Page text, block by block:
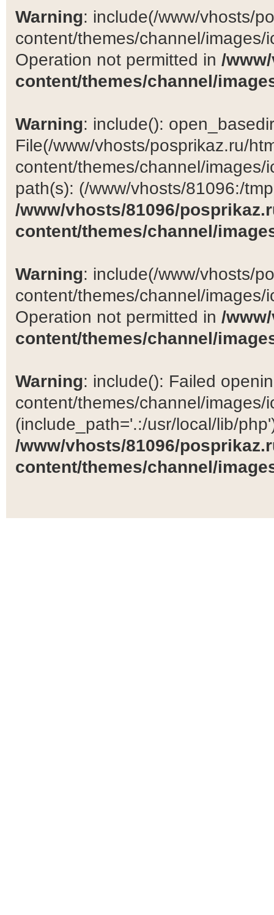
Warning: include(/www/vhosts/
content/themes/channel/
Operation not permitted in /
content/themes/channel/
Warning: include():
File(/www/vhosts/posprikaz.ru/
content/themes/channel/
path(s): (/www/vhosts/81096:/
/www/vhosts/81096/
content/themes/channel/
Warning: include(/www/vhosts/
content/themes/channel/
Operation not permitted in /
content/themes/channel/
Warning: include(): Failed
content/themes/channel/images/
(include_path='.:/usr/local/lib/
/www/vhosts/81096/
content/themes/channel/